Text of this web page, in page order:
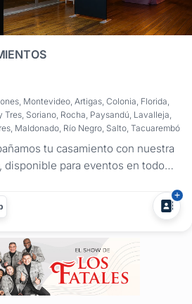
Montevideo, Artigas, Colonia, Florida,
Tres, Soriano, Rocha, Paysandú, Lavalleja,
Maldonado, Río Negro, Salto, Tacuarembó
tu casamiento con nuestra
disponible para eventos en todo
de la experiencia con mayor
espontáneos de un día